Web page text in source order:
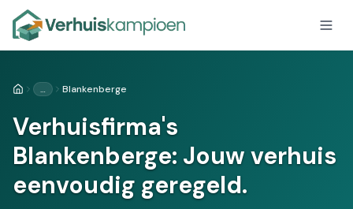
Home… Blankenberge
Verhuisfirma's
Blankenberge: Jouw verhuis
eenvoudig geregeld.